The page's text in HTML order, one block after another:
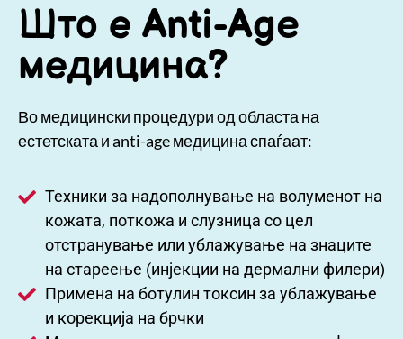
Што е Anti-Age
медицина?
Во медицински процедури од областа на
естетската и anti-age медицина спаѓаат:
Техники за надополнување на волуменот на
кожата, поткожа и слузница со цел
отстранување или ублажување на знаците
на стареење (инјекции на дермални филери)
Примена на ботулин токсин за ублажување
и корекција на брчки